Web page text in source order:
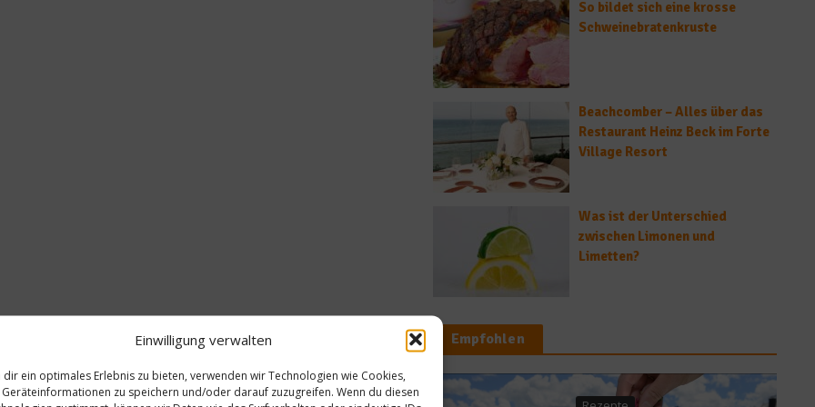
Einwilligung verwalten
dir ein optimales Erlebnis zu bieten, verwenden wir Technologien wie Cookies,
Geräteinformationen zu speichern und/oder darauf zuzugreifen. Wenn du diesen
So bildet sich eine krosse
Schweinebratenkruste
Beachcomber – Alles über das
Restaurant Heinz Beck im Forte
Village Resort
Was ist der Unterschied
zwischen Limonen und
Limetten?
Empfohlen